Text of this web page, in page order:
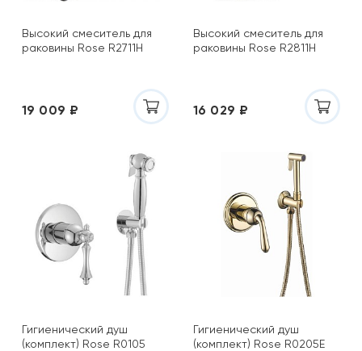
Высокий смеситель для
раковины Rose R2711H
19 009 ₽
Высокий смеситель для
раковины Rose R2811H
16 029 ₽
Гигиенический душ
(комплект) Rose R0105
Гигиенический душ
(комплект) Rose R0205E